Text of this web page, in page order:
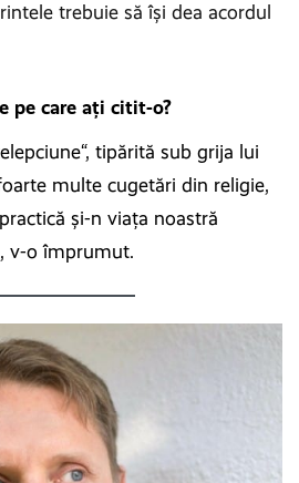
trebuie să îşi dea acordul
pe care ați citit-o?
tipărită sub grija lui
multe cugetări din religie,
şi-n viaţa noastră
v-o împrumut.